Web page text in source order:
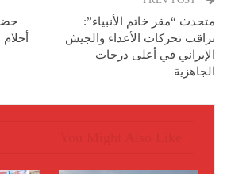
متحدث “مقر خاتم الأنبياء”:
نراقب تحركات الأعداء والجيش
الإيراني في أعلى درجات
الجاهزية